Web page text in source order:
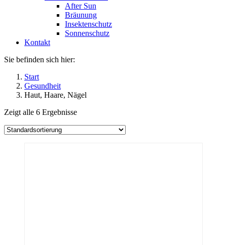
After Sun
Bräunung
Insektenschutz
Sonnenschutz
Kontakt
Sie befinden sich hier:
Start
Gesundheit
Haut, Haare, Nägel
Zeigt alle 6 Ergebnisse